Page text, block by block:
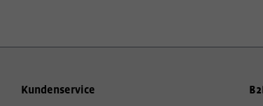
Kundenservice